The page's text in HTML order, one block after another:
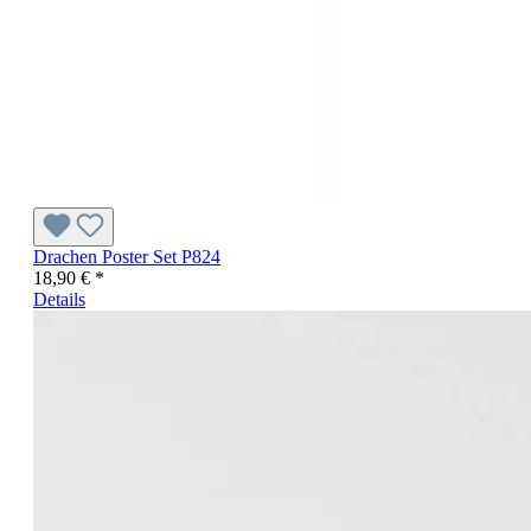
Drachen Poster Set P824
18,90 € *
Details